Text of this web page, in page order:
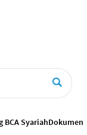
BCA SyariahDokumen